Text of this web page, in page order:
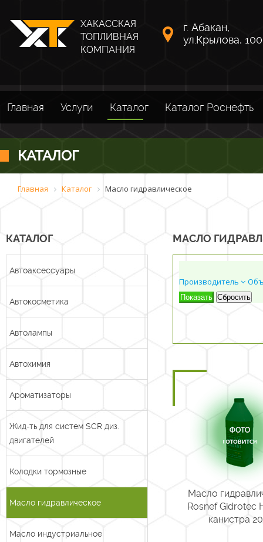
ХАКАССКАЯ
ТОПЛИВНАЯ
КОМПАНИЯ
г. Абакан,
ул.Крылова,
Главная Услуги Каталог Каталог Роснефть
КАТАЛОГ
Главная Каталог Масло гидравлическое
КАТАЛОГ
Автоаксессуары
Автокосметика
Автолампы
Автохимия
Ароматизаторы
Жид-ть для систем SCR диз.
двигателей
Колодки тормозные
Масло гидравлическое
Масло индустриальное
МАСЛО
Производитель
Масло
Rosnef Gidrotec
канистра